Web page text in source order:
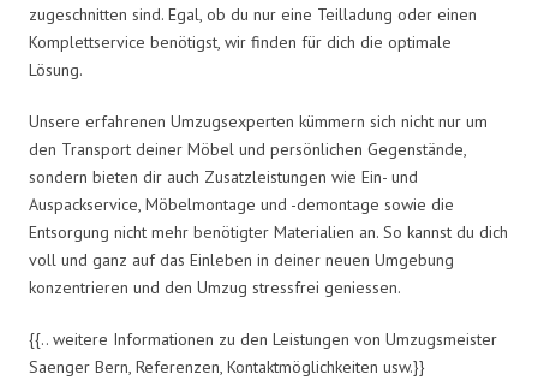
zugeschnitten sind. Egal, ob du nur eine Teilladung oder einen
Komplettservice benötigst, wir finden für dich die optimale
Lösung.
Unsere erfahrenen Umzugsexperten kümmern sich nicht nur um
den Transport deiner Möbel und persönlichen Gegenstände,
sondern bieten dir auch Zusatzleistungen wie Ein- und
Auspackservice, Möbelmontage und -demontage sowie die
Entsorgung nicht mehr benötigter Materialien an. So kannst du dich
voll und ganz auf das Einleben in deiner neuen Umgebung
konzentrieren und den Umzug stressfrei geniessen.
{{.. weitere Informationen zu den Leistungen von Umzugsmeister
Saenger Bern, Referenzen, Kontaktmöglichkeiten usw.}}